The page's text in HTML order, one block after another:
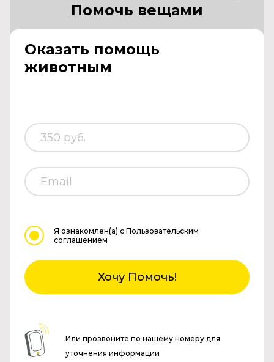
Оказать помощь
животным
Помочь вещами
Я ознакомлен(а) с Пользовательским
соглашением
Хочу Помочь!
Или прозвоните по нашему номеру для
уточнения информации